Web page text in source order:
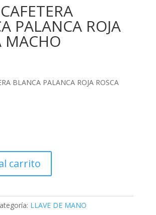
PALANCA ROJA
MACHO
BLANCA PALANCA ROJA ROSCA
carrito
LLAVE DE MANO